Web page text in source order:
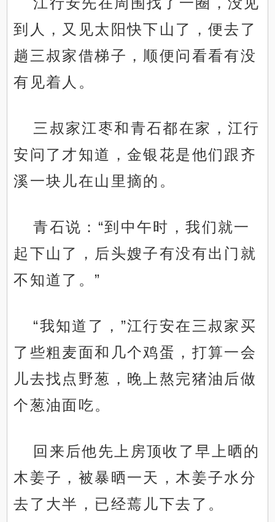
到人，又见太阳快下山了，便去了
趟三叔家借梯子，顺便问看看有没
有见着人。
三叔家江枣和青石都在家，江行
安问了才知道，金银花是他们跟齐
溪一块儿在山里摘的。
青石说：“到中午时，我们就一
起下山了，后头嫂子有没有出门就
不知道了。”
“我知道了，”江行安在三叔家买
了些粗麦面和几个鸡蛋，打算一会
儿去找点野葱，晚上熬完猪油后做
个葱油面吃。
回来后他先上房顶收了早上晒的
木姜子，被暴晒一天，木姜子水分
去了大半，已经蔫儿下去了。